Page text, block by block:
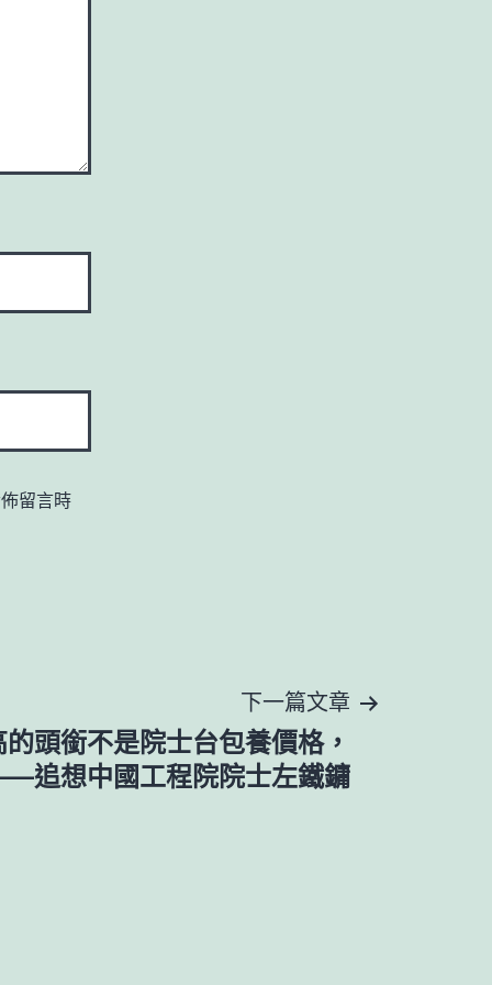
留言時
下一篇文章
頭銜不是院士台包養價格，
追想中國工程院院士左鐵鏞